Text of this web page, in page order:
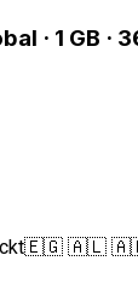
· 1 GB ·
🇪🇬 🇦🇱